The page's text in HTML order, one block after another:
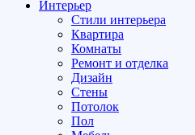
Интерьер
Стили интерьера
Квартира
Комнаты
Ремонт и отделка
Дизайн
Стены
Потолок
Пол